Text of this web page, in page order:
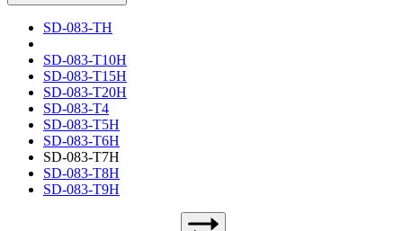
SD-083-TH
SD-083-T10H
SD-083-T15H
SD-083-T20H
SD-083-T4
SD-083-T5H
SD-083-T6H
SD-083-T7H
SD-083-T8H
SD-083-T9H